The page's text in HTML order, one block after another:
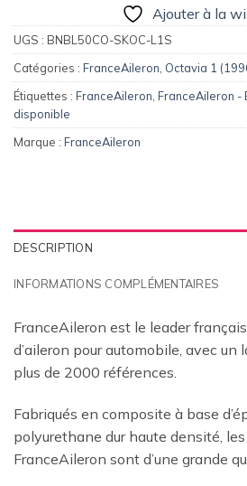
Ajouter à la
UGS : BNBL50CO-SKOC-L1S
Catégories : FranceAileron Octavia 1
Étiquettes : FranceAileron FranceAileron
disponible
Marque : FranceAileron
DESCRIPTION
INFORMATIONS COMPLÉMENTAIRES
FranceAileron est le leader
d’aileron pour automobile, avec un
plus de 2000 références.
Fabriqués en composite à base
polyurethane dur haute densité,
FranceAileron sont d’une grande